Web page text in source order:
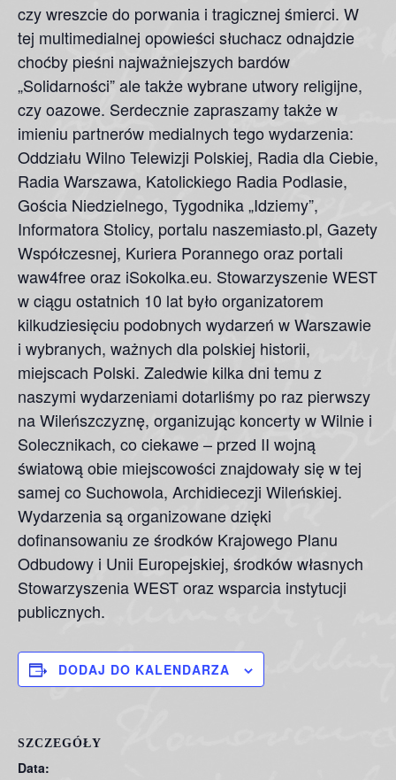
czy wreszcie do porwania i tragicznej śmierci. W
tej multimedialnej opowieści słuchacz odnajdzie
choćby pieśni najważniejszych bardów
„Solidarności” ale także wybrane utwory religijne,
czy oazowe. Serdecznie zapraszamy także w
imieniu partnerów medialnych tego wydarzenia:
Oddziału Wilno Telewizji Polskiej, Radia dla Ciebie,
Radia Warszawa, Katolickiego Radia Podlasie,
Gościa Niedzielnego, Tygodnika „Idziemy”,
Informatora Stolicy, portalu naszemiasto.pl, Gazety
Współczesnej, Kuriera Porannego oraz portali
waw4free oraz iSokolka.eu. Stowarzyszenie WEST
w ciągu ostatnich 10 lat było organizatorem
kilkudziesięciu podobnych wydarzeń w Warszawie
i wybranych, ważnych dla polskiej historii,
miejscach Polski. Zaledwie kilka dni temu z
naszymi wydarzeniami dotarliśmy po raz pierwszy
na Wileńszczyznę, organizując koncerty w Wilnie i
Solecznikach, co ciekawe – przed II wojną
światową obie miejscowości znajdowały się w tej
samej co Suchowola, Archidiecezji Wileńskiej.
Wydarzenia są organizowane dzięki
dofinansowaniu ze środków Krajowego Planu
Odbudowy i Unii Europejskiej, środków własnych
Stowarzyszenia WEST oraz wsparcia instytucji
publicznych.
DODAJ DO KALENDARZA
SZCZEGÓŁY
Data: